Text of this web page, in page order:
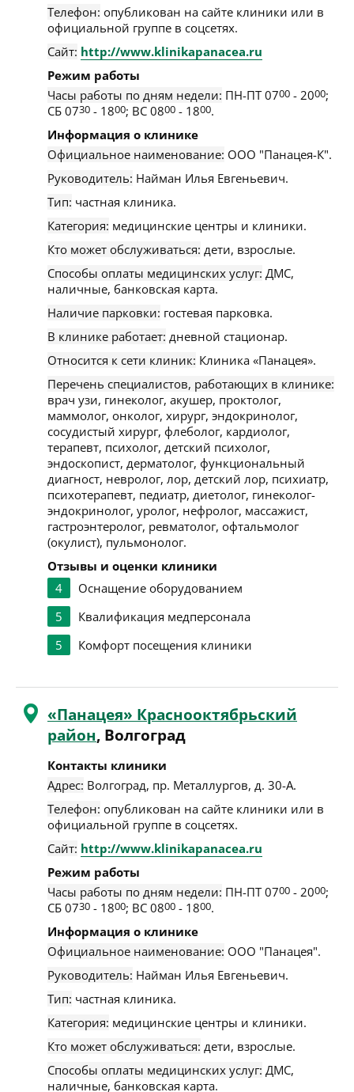
Телефон: опубликован на сайте клиники или в
официальной группе в соцсетях.
Сайт: http://www.klinikapanacea.ru
Режим работы
Часы работы по дням недели: ПН-ПТ 0700 - 2000;
СБ 0730 - 1800; ВС 0800 - 1800.
Информация о клинике
Официальное наименование: ООО "Панацея-К".
Руководитель: Найман Илья Евгеньевич.
Тип: частная клиника.
Категория: медицинские центры и клиники.
Кто может обслуживаться: дети, взрослые.
Способы оплаты медицинских услуг: ДМС,
наличные, банковская карта.
Наличие парковки: гостевая парковка.
В клинике работает: дневной стационар.
Относится к сети клиник: Клиника «Панацея».
Перечень специалистов, работающих в клинике:
врач узи, гинеколог, акушер, проктолог,
маммолог, онколог, хирург, эндокринолог,
сосудистый хирург, флеболог, кардиолог,
терапевт, психолог, детский психолог,
эндоскопист, дерматолог, функциональный
диагност, невролог, лор, детский лор, психиатр,
психотерапевт, педиатр, диетолог, гинеколог-
эндокринолог, уролог, нефролог, массажист,
гастроэнтеролог, ревматолог, офтальмолог
(окулист), пульмонолог.
Отзывы и оценки клиники
4
Оснащение оборудованием
5
Квалификация медперсонала
5
Комфорт посещения клиники
«Панацея» Краснооктябрьский
район, Волгоград
Контакты клиники
Адрес: Волгоград, пр. Металлургов, д. 30-А.
Телефон: опубликован на сайте клиники или в
официальной группе в соцсетях.
Сайт: http://www.klinikapanacea.ru
Режим работы
Часы работы по дням недели: ПН-ПТ 0700 - 2000;
СБ 0730 - 1800; ВС 0800 - 1800.
Информация о клинике
Официальное наименование: ООО "Панацея".
Руководитель: Найман Илья Евгеньевич.
Тип: частная клиника.
Категория: медицинские центры и клиники.
Кто может обслуживаться: дети, взрослые.
Способы оплаты медицинских услуг: ДМС,
наличные, банковская карта.